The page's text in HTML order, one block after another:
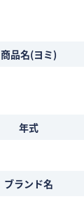
商品名(ヨミ)
年式
ブランド名